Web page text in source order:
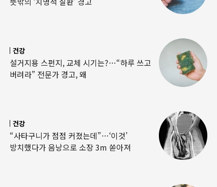
건강
설거지용 스펀지, 교체 시기는?…“하루 쓰고
버려라” 전문가 경고, 왜
건강
“사타구니가 점점 커졌는데”…‘이것’
방치했다가 음낭으로 소장 3m 쏟아져